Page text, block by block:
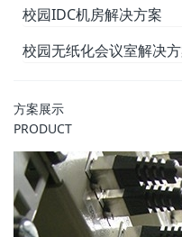
校园IDC机房解决方案
校园无纸化会议室解决
方案展示
PRODUCT